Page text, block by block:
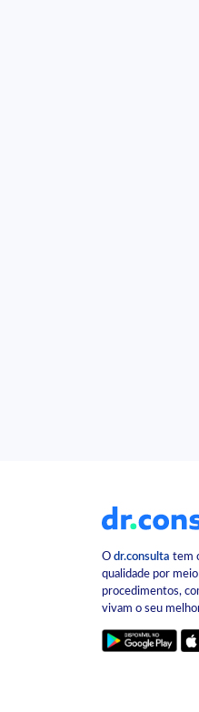
O dr.consulta tem
qualidade por
procedimentos,
vivam o seu